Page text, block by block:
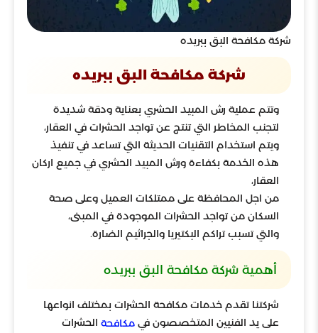
شركة مكافحة البق ببريده
شركة مكافحة البق ببريده
وتتم عملية رش المبيد الحشري بعناية ودقة شديدة
لتجنب المخاطر التي تنتج عن تواجد الحشرات في العقار،
ويتم استخدام التقنيات الحديثة التي تساعد في تنفيذ
هذه الخدمة بكفاءة ورش المبيد الحشري في جميع اركان
العقار،
من اجل المحافظة على ممتلكات العميل وعلى صحة
السكان من تواجد الحشرات الموجودة في المبنى،
والتي تسبب تراكم البكتيريا والجراثيم الضارة.
أهمية شركة مكافحة البق ببريده
شركتنا تقدم خدمات مكافحة الحشرات بمختلف انواعها
على يد الفنيين المتخصصون في مكافحة الحشرات